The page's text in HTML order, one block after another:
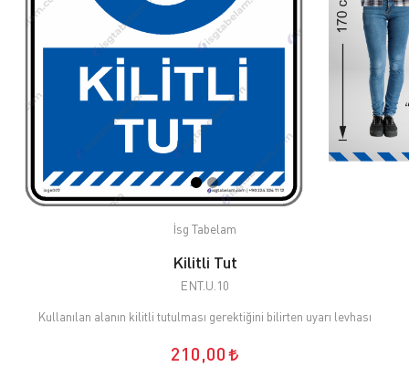
İsg Tabelam
Kilitli Tut
ENT.U.10
Kullanılan alanın kilitli tutulması gerektiğini bilirten uyarı levhası
210,00